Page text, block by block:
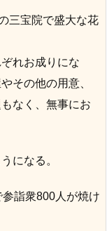
三宝院で盛大な花
れお成りにな
その他の用意、
なく、無事にお
になる。
詣衆800人が焼け